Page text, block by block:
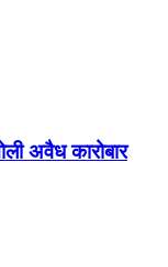
अवैध कारोबार